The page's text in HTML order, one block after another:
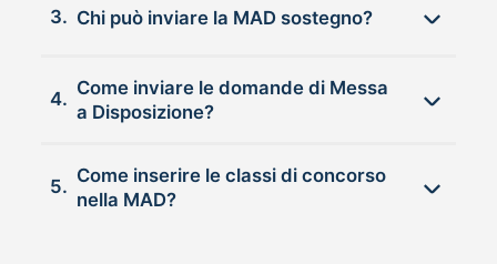
3. Chi può inviare la MAD sostegno?
4.
Come inviare le domande di Messa
a Disposizione?
5.
Come inserire le classi di concorso
nella MAD?